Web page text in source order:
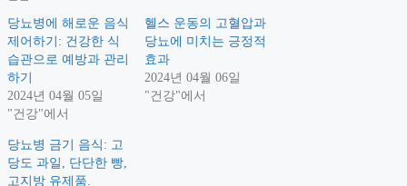
당뇨병에 해로운 음식
제어하기: 건강한 식
습관으로 예방과 관리
하기
2024년 04월 05일
"건강"에서
헬스 운동의 고혈압과
당뇨에 미치는 긍정적
효과
2024년 04월 06일
"건강"에서
당뇨병 금기 음식: 고
당도 과일, 단단한 빵,
고지방 유제품.